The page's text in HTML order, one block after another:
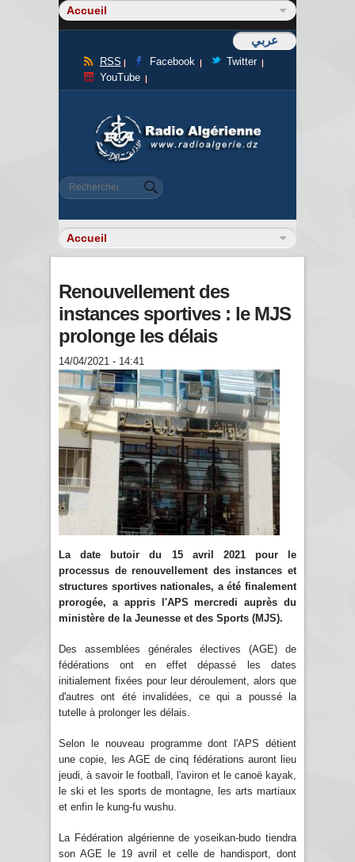
عربي
RSS Facebook
Twitter
YouTube
Formulaire de recherche
Rechercher
Renouvellement des
instances sportives : le MJS
prolonge les délais
14/04/2021 - 14:41
La date butoir du 15 avril 2021 pour le
processus de renouvellement des instances et
structures sportives nationales, a été finalement
prorogée, a appris l'APS mercredi auprès du
ministère de la Jeunesse et des Sports (MJS).
Des assemblées générales électives (AGE) de
fédérations ont en effet dépassé les dates
initialement fixées pour leur déroulement, alors que
d'autres ont été invalidées, ce qui a poussé la
tutelle à prolonger les délais.
Selon le nouveau programme dont l'APS détient
une copie, les AGE de cinq fédérations auront lieu
jeudi, à savoir le football, l'aviron et le canoë kayak,
le ski et les sports de montagne, les arts martiaux
et enfin le kung-fu wushu.
La Fédération algérienne de yoseikan-budo tiendra
son AGE le 19 avril et celle de handisport, dont